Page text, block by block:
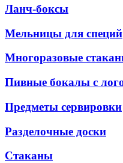
Ланч-боксы
Мельницы для специй
Многоразовые
Пивные бокалы с
Предметы сервировки
Разделочные доски
Стаканы